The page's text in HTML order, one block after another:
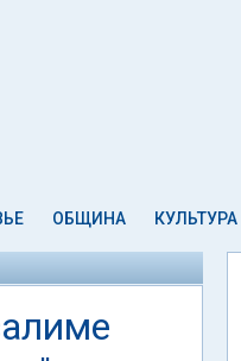
ОБЩИНА КУЛЬТУРА